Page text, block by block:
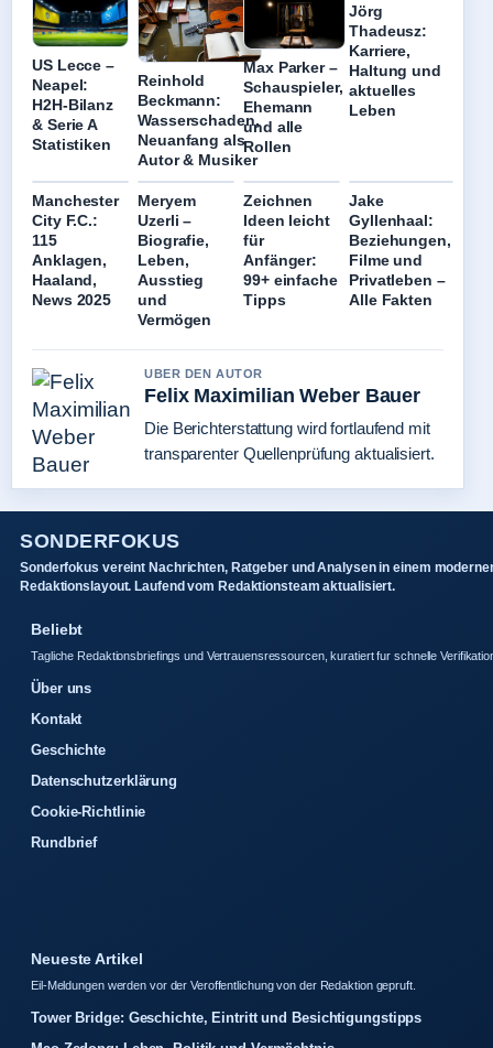
US Lecce –
Neapel:
H2H-Bilanz
& Serie A
Statistiken
Reinhold
Beckmann:
Wasserschaden,
Neuanfang als
Autor & Musiker
Max Parker –
Schauspieler,
Ehemann
und alle
Rollen
Jörg
Thadeusz:
Karriere,
Haltung und
aktuelles
Leben
Manchester
City F.C.:
115
Anklagen,
Haaland,
News 2025
Meryem
Uzerli –
Biografie,
Leben,
Ausstieg
und
Vermögen
Zeichnen
Ideen leicht
für
Anfänger:
99+ einfache
Tipps
Jake
Gyllenhaal:
Beziehungen,
Filme und
Privatleben –
Alle Fakten
UBER DEN AUTOR
Felix Maximilian Weber Bauer
Die Berichterstattung wird fortlaufend mit
transparenter Quellenprüfung aktualisiert.
SONDERFOKUS
Sonderfokus vereint Nachrichten, Ratgeber und Analysen in einem
Redaktionslayout. Laufend vom Redaktionsteam aktualisiert.
Beliebt
Tagliche Redaktionsbriefings und Vertrauensressourcen, kuratiert fur schnelle
Über uns
Kontakt
Geschichte
Datenschutzerklärung
Cookie-Richtlinie
Rundbrief
Neueste Artikel
Eil-Meldungen werden vor der Veroffentlichung von der Redaktion gepruft.
Tower Bridge: Geschichte, Eintritt und Besichtigungstipps